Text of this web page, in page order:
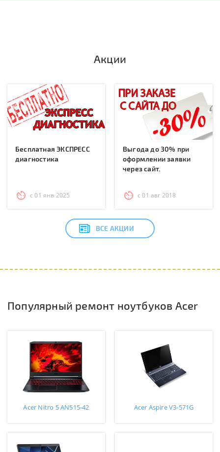
Акции
Бесплатная ЭКСПРЕСС
диагностика
с 01 янв 2025
Выгода до 30% при
оформлении заявки
через сайт.
с 01 авг 2018
ВСЕ АКЦИИ
Популярный ремонт ноутбуков Acer
Acer Nitro 5 AN515-42 Acer Aspire V3-571G